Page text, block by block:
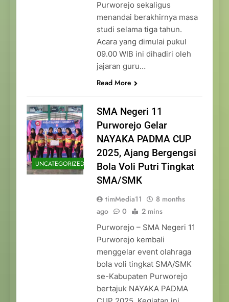
Purworejo sekaligus
menandai berakhirnya masa
studi selama tiga tahun.
Acara yang dimulai pukul
09.00 WIB ini dihadiri oleh
jajaran guru…
Read More
UNCATEGORIZED
SMA Negeri 11
Purworejo Gelar
NAYAKA PADMA CUP
2025, Ajang Bergengsi
Bola Voli Putri Tingkat
SMA/SMK
timMedia11
8 months
ago
0 2 mins
Purworejo – SMA Negeri 11
Purworejo kembali
menggelar event olahraga
bola voli tingkat SMA/SMK
se-Kabupaten Purworejo
bertajuk NAYAKA PADMA